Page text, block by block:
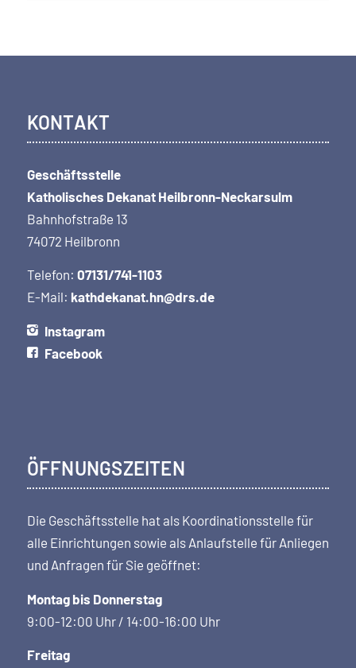
KONTAKT
Geschäftsstelle
Katholisches Dekanat Heilbronn-Neckarsulm
Bahnhofstraße 13
74072 Heilbronn
Telefon: 07131/741-1103
E-Mail: kathdekanat.hn@drs.de
Instagram
Facebook
ÖFFNUNGSZEITEN
Die Geschäftsstelle hat als Koordi­nations­stelle für
alle Einrichtungen sowie als Anlaufstelle für Anliegen
und Anfragen für Sie geöffnet:
Montag bis Donnerstag
9:00-12:00 Uhr / 14:00-16:00 Uhr
Freitag